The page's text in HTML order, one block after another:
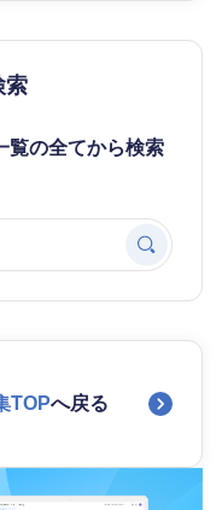
索
覧の全てから検索
TOPへ戻る